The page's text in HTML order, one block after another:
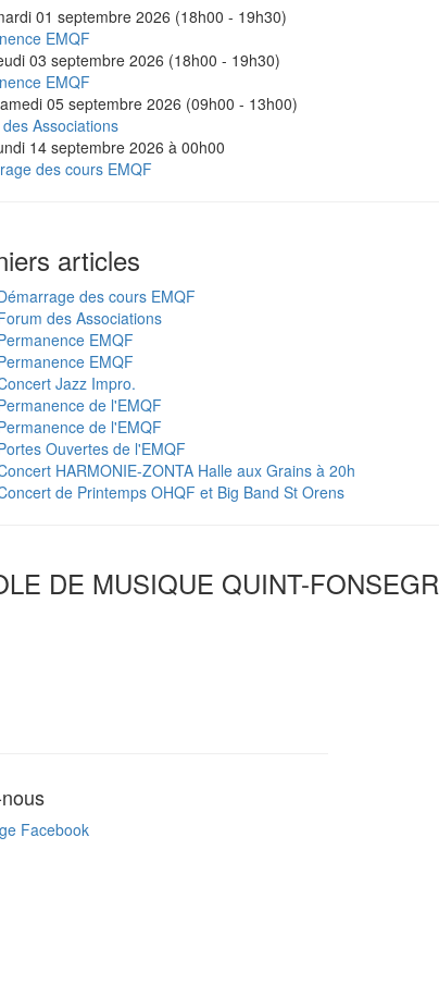
01 septembre 2026 (18h00 - 19h30)
EMQF
03 septembre 2026 (18h00 - 19h30)
EMQF
05 septembre 2026 (09h00 - 13h00)
Associations
14 septembre 2026 à 00h00
des cours EMQF
articles
des cours EMQF
des Associations
EMQF
EMQF
Jazz Impro.
de l'EMQF
de l'EMQF
Ouvertes de l'EMQF
HARMONIE-ZONTA Halle aux Grains à 20h
de Printemps OHQF et Big Band St Orens
DE MUSIQUE QUINT-
Facebook